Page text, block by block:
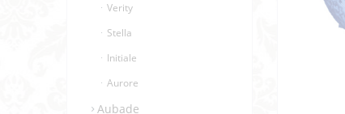
Verity
Stella
Initiale
Aurore
Aubade